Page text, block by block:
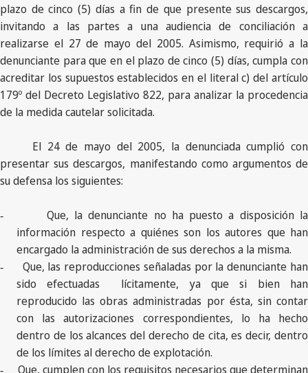
plazo de cinco (5) días a fin de que presente sus descargos,
invitando a las partes a una audiencia de conciliación a
realizarse el 27 de mayo del 2005. Asimismo, requirió a la
denunciante para que en el plazo de cinco (5) días, cumpla con
acreditar los supuestos establecidos en el literal c) del artículo
179º del Decreto Legislativo 822, para analizar la procedencia
de la medida cautelar solicitada.
El 24 de mayo del 2005, la denunciada cumplió con
presentar sus descargos, manifestando como argumentos de
su defensa los siguientes:
-
Que, la denunciante no ha puesto a disposición la
información respecto a quiénes son los autores que han
encargado la administración de sus derechos a la misma.
-
Que, las reproducciones señaladas por la denunciante han
sido efectuadas lícitamente, ya que si bien han
reproducido las obras administradas por ésta, sin contar
con las autorizaciones correspondientes, lo ha hecho
dentro de los alcances del derecho de cita, es decir, dentro
de los límites al derecho de explotación.
- Que, cumplen con los requisitos necesarios que determinan